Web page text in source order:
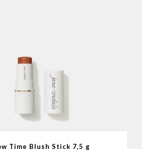
Time Blush Stick 7,5 g